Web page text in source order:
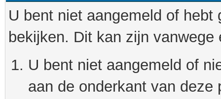
U bent niet aangemeld of
bekijken. Dit kan zijn
U bent niet aangemeld of
aan de onderkant van